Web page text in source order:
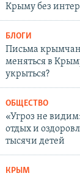
Крыму без
БЛОГИ
Письма
меняться в
укрыться?
ОБЩЕСТВО
«Угроз не
отдых и
тысячи детей
КРЫМ